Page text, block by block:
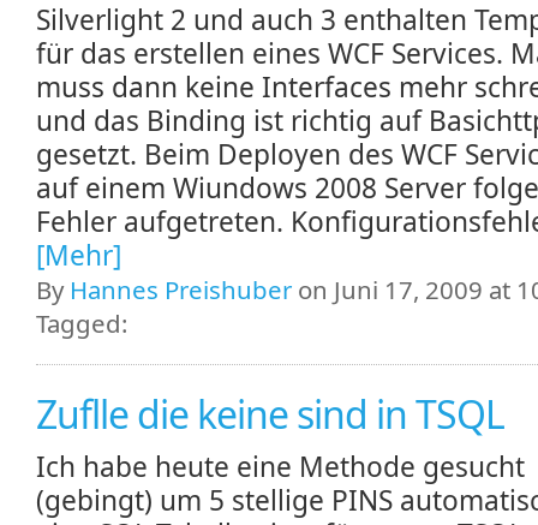
Silverlight 2 und auch 3 enthalten
für das erstellen eines WCF Services.
muss dann keine Interfaces mehr
und das Binding ist richtig auf
gesetzt. Beim Deployen des WCF
auf einem Wiundows 2008 Server
Fehler aufgetreten.
[Mehr]
By Hannes Preishuber on Juni 17, 2009 at
Tagged:
Zuflle die keine sind in TSQL
Ich habe heute eine Methode gesucht
(gebingt) um 5 stellige PINS